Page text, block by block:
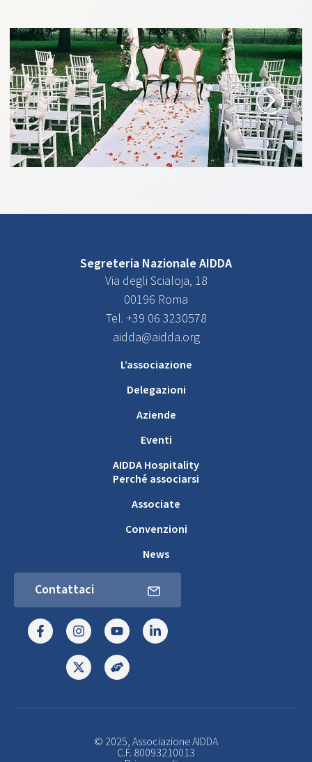
Segreteria Nazionale AIDDA
Via degli Scialoja, 18
00196 Roma
Tel. +39 06 3230578
aidda@aidda.org
L’associazione
Delegazioni
Aziende
Eventi
AIDDA Hospitality
Perché associarsi
Associate
Convenzioni
News
Contattaci
© 2025, Associazione AIDDA
C.F. 80093210013